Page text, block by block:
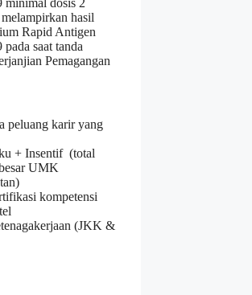
minimal dosis 2
hasil
Rapid Antigen
saat tanda
Pemagangan
peluang karir yang
+ Insentif (total
UMK
kompetensi
(JKK &